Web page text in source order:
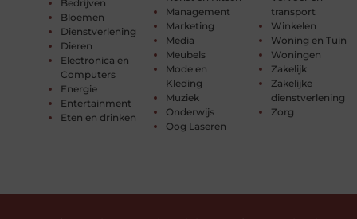
Bedrijven
Bloemen
Dienstverlening
Dieren
Electronica en
Computers
Energie
Entertainment
Eten en drinken
Management
Marketing
Media
Meubels
Mode en
Kleding
Muziek
Onderwijs
Oog Laseren
transport
Winkelen
Woning en Tuin
Woningen
Zakelijk
Zakelijke
dienstverlening
Zorg